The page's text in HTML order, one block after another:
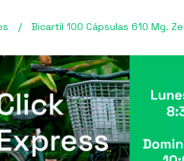
/ Bicartil 100 Cápsulas 610 Mg.